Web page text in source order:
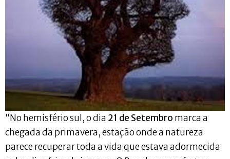
“No hemisfério sul, o dia 21 de Setembro marca a
chegada da primavera, estação onde a natureza
parece recuperar toda a vida que estava adormecida